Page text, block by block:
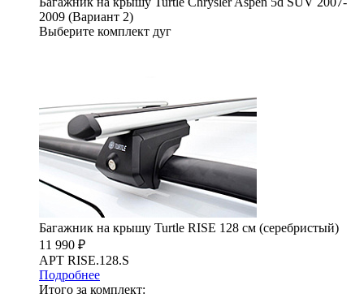
2009 (Вариант 2)
Выберите комплект дуг
Багажник на крышу Turtle RISE 128 см (серебристый)
11 990 ₽
АРТ RISE.128.S
Подробнее
Итого за комплект: